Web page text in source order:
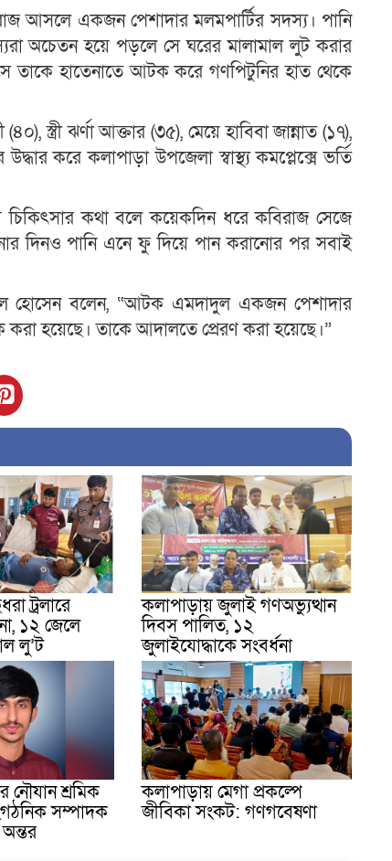
আসলে একজন পেশাদার মলমপার্টির সদস্য। পানি
অচেতন হয়ে পড়লে সে ঘরের মালামাল লুট করার
তাকে হাতেনাতে আটক করে গণপিটুনির হাত থেকে
স্ত্রী ঝর্ণা আক্তার (৩৫), মেয়ে হাবিবা জান্নাত (১৭),
করে কলাপাড়া উপজেলা স্বাস্থ্য কমপ্লেক্সে ভর্তি
চিকিৎসার কথা বলে কয়েকদিন ধরে কবিরাজ সেজে
দিনও পানি এনে ফু দিয়ে পান করানোর পর সবাই
হোসেন বলেন, “আটক এমদাদুল একজন পেশাদার
হয়েছে। তাকে আদালতে প্রেরণ করা হয়েছে।”
ট্রলারে
১২ জেলে
লু’ট
কলাপাড়ায় জুলাই গণঅভ্যুত্থান
দিবস পালিত, ১২
জুলাইযোদ্ধাকে সংবর্ধনা
নৌযান শ্রমিক
সম্পাদক
অন্তর
কলাপাড়ায় মেগা প্রকল্পে
জীবিকা সংকট: গণগবেষণা